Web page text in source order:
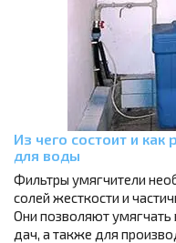
Из чего состоит и как
для воды
Фильтры умягчители
солей жесткости и
Они позволяют умягчать
дач, а также для